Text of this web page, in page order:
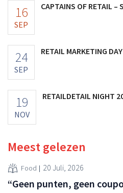
16
SEP
CAPTAINS OF RETAIL –
24
SEP
RETAIL MARKETING
19
NOV
RETAILDETAIL NIGHT
Meest gelezen
Food 20 Juli, 2026
“Geen punten, geen